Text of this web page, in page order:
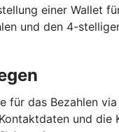
einer Wallet
und den 4-
für das Bezahlen
und die